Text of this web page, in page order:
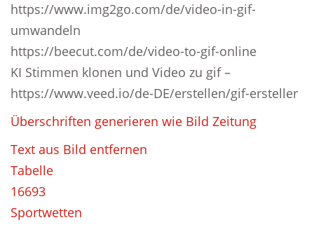
https://www.img2go.com/de/video-in-gif-
umwandeln
https://beecut.com/de/video-to-gif-online
KI Stimmen klonen und Video zu gif –
https://www.veed.io/de-DE/erstellen/gif-ersteller
Überschriften generieren wie Bild Zeitung
Text aus Bild entfernen
Tabelle
16693
Sportwetten